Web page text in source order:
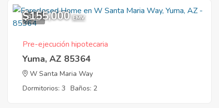
8
$155,000 EMV
Pre-ejecución hipotecaria
Yuma, AZ 85364
W Santa Maria Way
Dormitorios: 3 Baños: 2